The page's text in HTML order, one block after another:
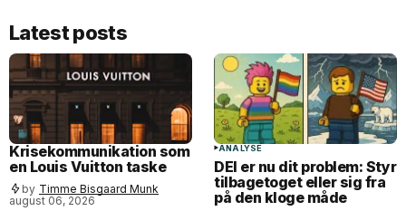
Latest posts
Krisekommunikation som
en Louis Vuitton taske
by Timme Bisgaard Munk
august 06, 2026
ANALYSE
DEI er nu dit problem: Styr
tilbagetoget eller sig fra
på den kloge måde